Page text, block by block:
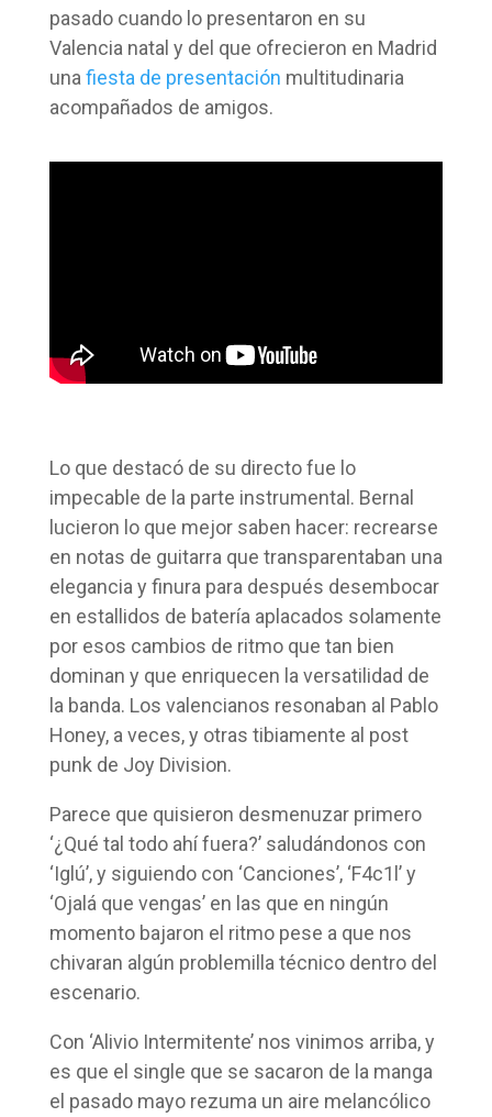
pasado cuando lo presentaron en su
Valencia natal y del que ofrecieron en Madrid
una fiesta de presentación multitudinaria
acompañados de amigos.
Lo que destacó de su directo fue lo
impecable de la parte instrumental. Bernal
lucieron lo que mejor saben hacer: recrearse
en notas de guitarra que transparentaban una
elegancia y finura para después desembocar
en estallidos de batería aplacados solamente
por esos cambios de ritmo que tan bien
dominan y que enriquecen la versatilidad de
la banda. Los valencianos resonaban al Pablo
Honey, a veces, y otras tibiamente al post
punk de Joy Division.
Parece que quisieron desmenuzar primero
‘¿Qué tal todo ahí fuera?’ saludándonos con
‘Iglú’, y siguiendo con ‘Canciones’, ‘F4c1l’ y
‘Ojalá que vengas’ en las que en ningún
momento bajaron el ritmo pese a que nos
chivaran algún problemilla técnico dentro del
escenario.
Con ‘Alivio Intermitente’ nos vinimos arriba, y
es que el single que se sacaron de la manga
el pasado mayo rezuma un aire melancólico